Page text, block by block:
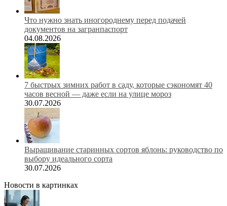
Что нужно знать иногороднему перед подачей
документов на загранпаспорт
04.08.2026
7 быстрых зимних работ в саду, которые сэкономят 40
часов весной — даже если на улице мороз
30.07.2026
Выращивание старинных сортов яблонь: руководство по
выбору идеального сорта
30.07.2026
Новости в картинках